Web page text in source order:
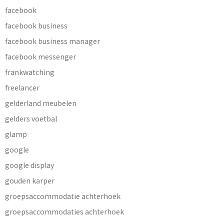
facebook
facebook business
facebook business manager
facebook messenger
frankwatching
freelancer
gelderland meubelen
gelders voetbal
glamp
google
google display
gouden karper
groepsaccommodatie achterhoek
groepsaccommodaties achterhoek